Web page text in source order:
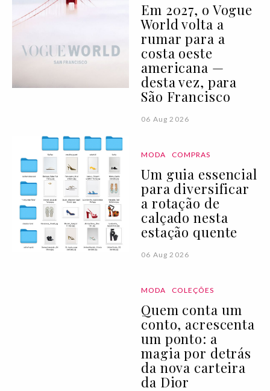
Em 2027, o Vogue
World volta a
rumar para a
costa oeste
americana —
desta vez, para
São Francisco
06 Aug 2026
MODA COMPRAS
Um guia essencial
para diversificar
a rotação de
calçado nesta
estação quente
06 Aug 2026
MODA COLEÇÕES
Quem conta um
conto, acrescenta
um ponto: a
magia por detrás
da nova carteira
da Dior